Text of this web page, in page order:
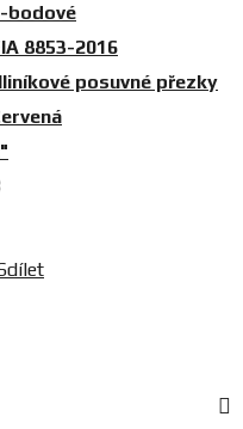
bodové
8853-2016
posuvné přezky